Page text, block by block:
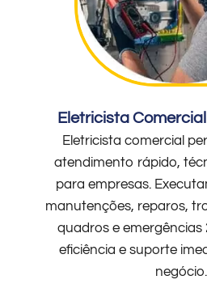
Eletricista
Eletricista comercial
atendimento rápido,
para empresas.
manutenções, reparos,
quadros e emergências
eficiência e suporte
negócio.